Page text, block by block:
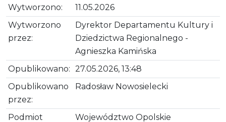
Wytworzono:
11.05.2026
Wytworzono
przez:
Dyrektor Departamentu Kultury i
Dziedzictwa Regionalnego -
Agnieszka Kamińska
Opublikowano: 27.05.2026, 13:48
Opublikowano
przez:
Radosław Nowosielecki
Podmiot
Województwo Opolskie